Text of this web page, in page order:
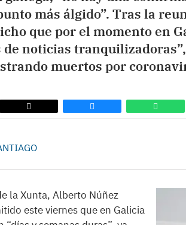
más álgido”. Tras la
que por el momento en
noticias
muertos por
la Xunta, Alberto Núñez
este viernes que en Galicia